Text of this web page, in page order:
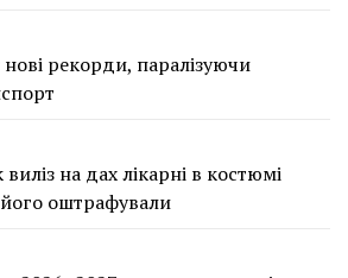
нові рекорди, паралізуючи
на дах лікарні в костюмі
оштрафували